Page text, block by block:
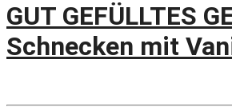
GUT GEFÜLLTES
Schnecken mit